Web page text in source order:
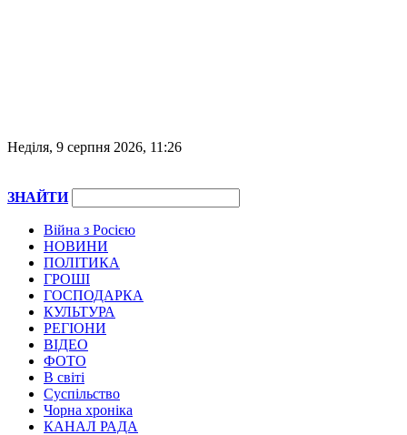
Неділя, 9 серпня 2026, 11:26
ЗНАЙТИ
Війна з Росією
НОВИНИ
ПОЛІТИКА
ГРОШІ
ГОСПОДАРКА
КУЛЬТУРА
РЕГІОНИ
ВІДЕО
ФОТО
В світі
Суспільство
Чорна хроніка
КАНАЛ РАДА